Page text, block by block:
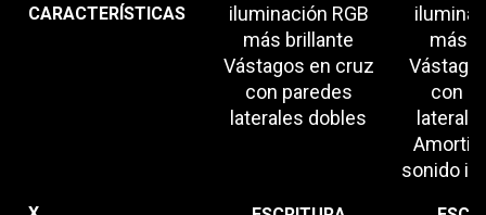
CARACTERÍSTICAS
iluminación RGB
más brillante
Vástagos en cruz
con paredes
laterales dobles
más
con
sonido